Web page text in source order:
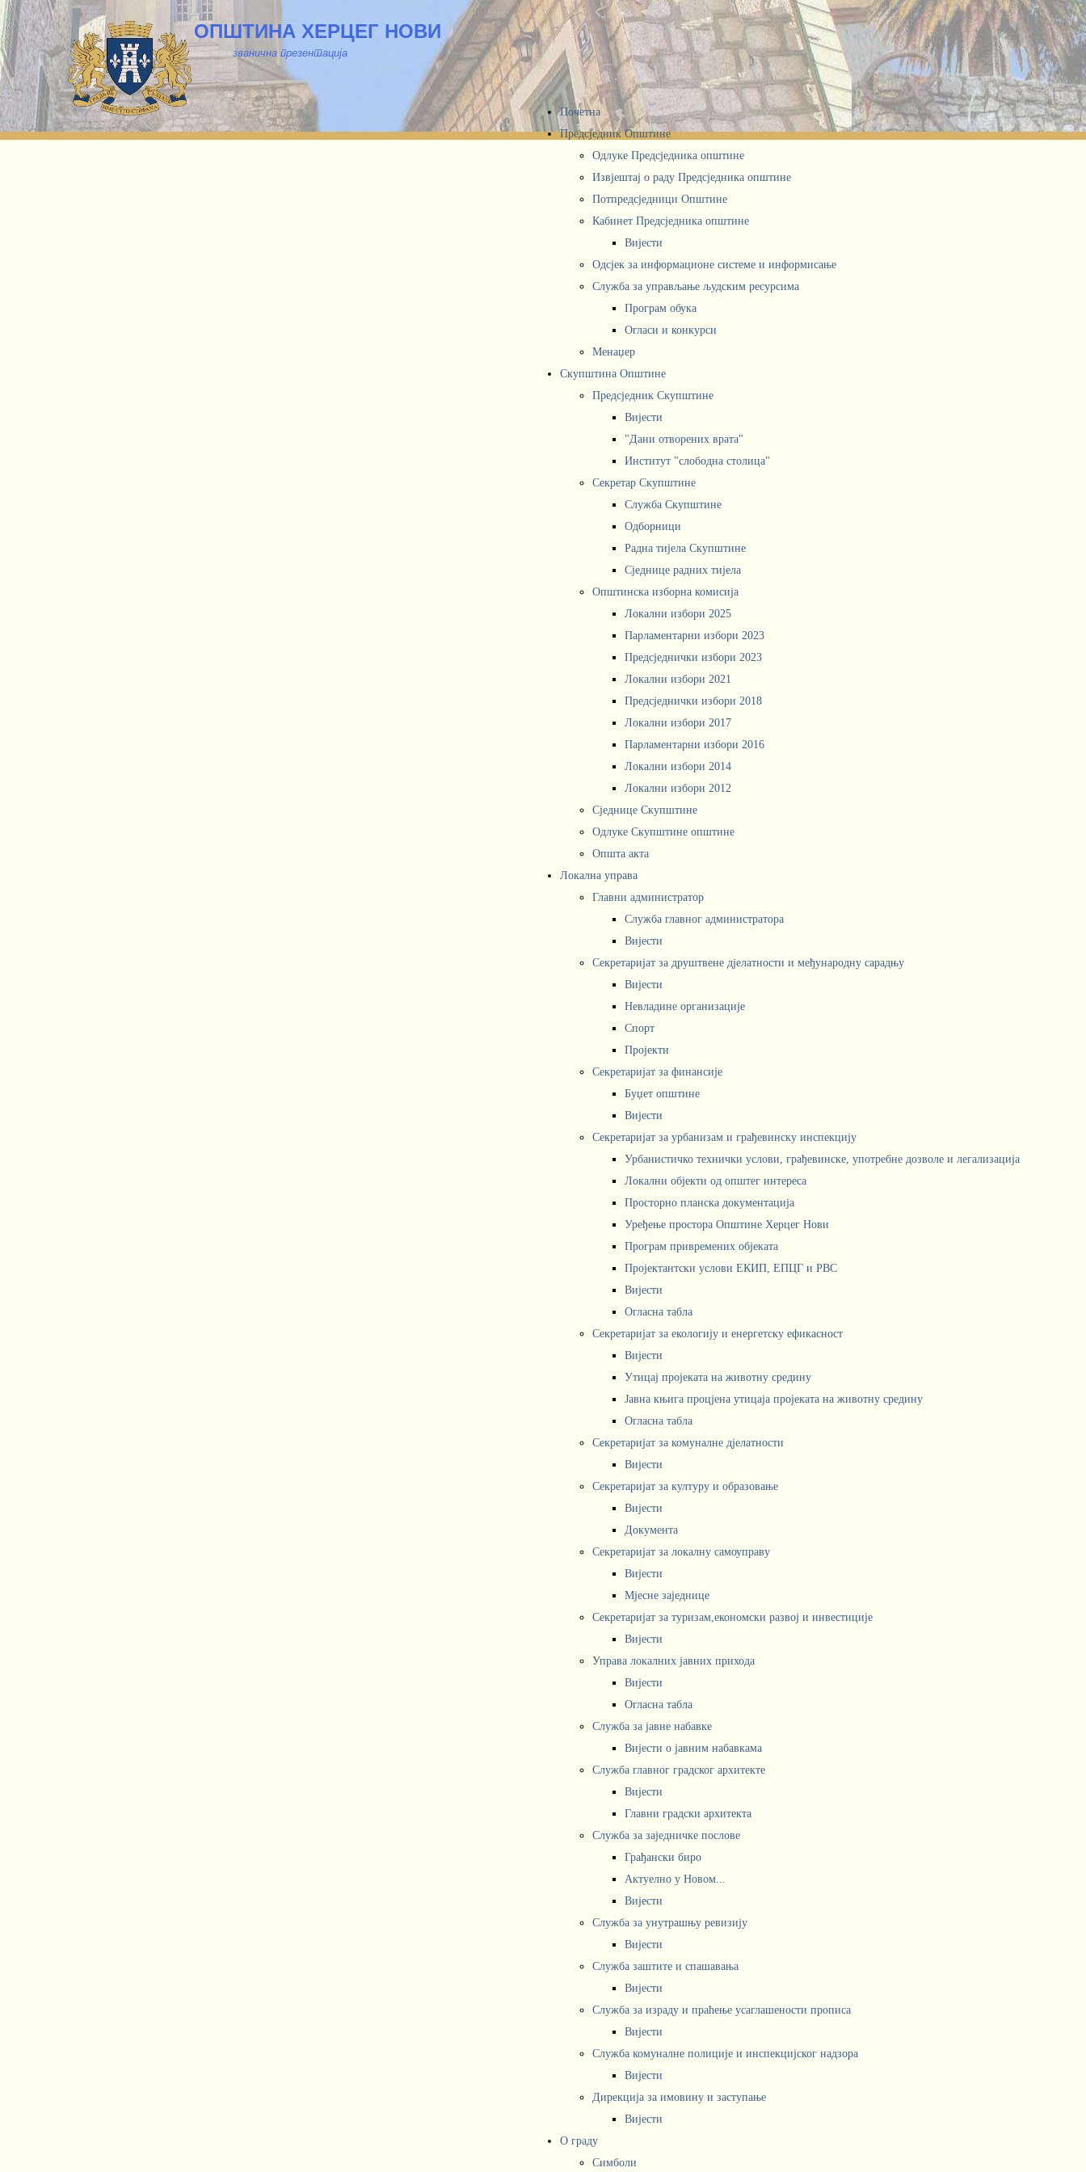
ОПШТИНА ХЕРЦЕГ НОВИ
званична презентација
Почетна
Предсједник Општине
Одлуке Предсједника општине
Извјештај о раду Предсједника општине
Потпредсједници Општине
Кабинет Предсједника oпштине
Вијести
Одсјек за информационе системе и информисање
Служба за управљање људским ресурсима
Програм обука
Огласи и конкурси
Менаџер
Скупштина Општине
Предсједник Скупштине
Вијести
"Дани отворених врата"
Институт "слободна столица"
Секретар Скупштине
Служба Скупштине
Одборници
Радна тијела Скупштине
Сједнице радних тијела
Општинска изборна комисија
Локални избори 2025
Парламентарни избори 2023
Предсједнички избори 2023
Локални избори 2021
Предсједнички избори 2018
Локални избори 2017
Парламентарни избори 2016
Локални избори 2014
Локални избори 2012
Сједнице Скупштине
Одлуке Скупштине општине
Општа акта
Локална управа
Главни администратор
Служба главног администратора
Вијести
Секретаријат за друштвене дјелатности и међународну сарадњу
Вијести
Невладине организације
Спорт
Пројекти
Секретаријат за финансије
Буџет општине
Вијести
Секретаријат за урбанизам и грађевинску инспекцију
Урбанистичко технички услови, грађевинске, употребне дозволе и легализација
Локални објекти од општег интереса
Просторно планска документација
Уређење простора Општине Херцег Нови
Програм привремених објеката
Пројектантски услови ЕКИП, ЕПЦГ и РВС
Вијести
Огласна табла
Секретаријат за екологију и енергетску ефикасност
Вијести
Утицај пројеката на животну средину
Јавна књига процјена утицаја пројеката на животну средину
Огласна табла
Секретаријат за комуналне дјелатности
Вијести
Секретаријат за културу и образовање
Вијести
Документа
Секретаријат за локалну самоуправу
Вијести
Мјесне заједнице
Секретаријат за туризам,економски развој и инвестиције
Вијести
Управа локалних јавних прихода
Вијести
Огласна табла
Служба за јавне набавке
Вијести о јавним набавкама
Служба главног градског архитекте
Вијести
Главни градски архитекта
Служба за заједничке послове
Грађански биро
Актуелно у Новом...
Вијести
Служба за унутрашњу ревизију
Вијести
Служба заштите и спашавања
Вијести
Служба за израду и праћење усаглашености прописа
Вијести
Служба комуналне полиције и инспекцијског надзора
Вијести
Дирекција за имовину и заступање
Вијести
О граду
Симболи